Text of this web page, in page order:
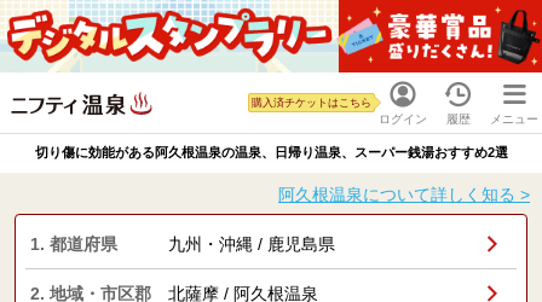
ログイン
購入済チケットはこちら
履歴 メニュー
切り傷に効能がある阿久根温泉の温泉、日帰り温泉、スーパー銭湯おすすめ2選
阿久根温泉について詳しく知る >
1. 都道府県 九州・沖縄 / 鹿児島県
2. 地域・市区郡 北薩摩 / 阿久根温泉